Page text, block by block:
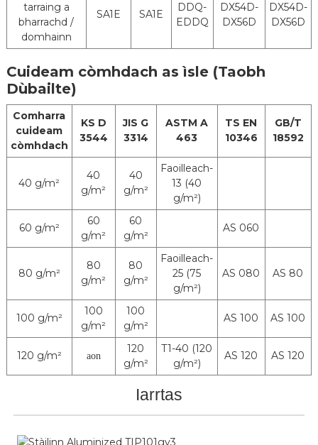
tarraing a
bharrachd /
domhainn
SA1E SA1E
DDQ-
EDDQ
DX54D-
DX56D
DX54D-
DX56D
Cuideam còmhdach as ìsle (Taobh
Dùbailte)
Comharra
cuideam
còmhdach
KS D
3544
JIS G
3314
ASTM A
463
TS EN
10346
GB/T
18592
40 g/m²
40
g/m²
40
g/m²
Faoilleach-
13 (40
g/m²)
60 g/m²
60
g/m²
60
g/m²
AS 060
80 g/m²
80
g/m²
80
g/m²
Faoilleach-
25 (75
g/m²)
AS 080 AS 80
100 g/m²
100
g/m²
100
g/m²
AS 100 AS 100
120 g/m² aon
120
g/m²
T1-40 (120
g/m²)
AS 120 AS 120
Iarrtas
MOQ
25 Tonna
Trast-thomhas
a-staigh coil
Inbhe
Lìbhrigeadh
Coil, stiall, duilleag, Tube (Airson siostam